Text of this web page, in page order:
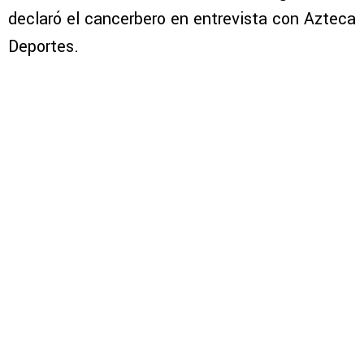
declaró el cancerbero en entrevista con Azteca
Deportes.